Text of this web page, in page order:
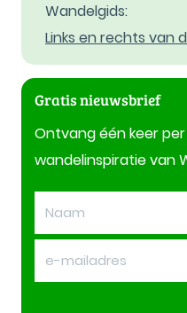
Wandelgids:
Links en rechts van
Gratis nieuwsbrief
Ontvang één keer
wandelinspiratie van